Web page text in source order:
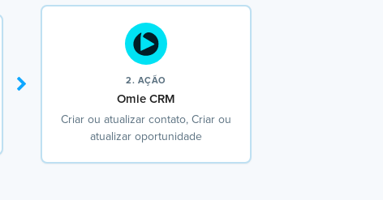
2. AÇÃO
Omie CRM
Criar ou atualizar contato, Criar ou
atualizar oportunidade